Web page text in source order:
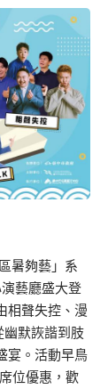
暑夠藝」系
藝廳盛大登
相聲失控、漫
幽默詼諧到肢
宴。活動早鳥
位優惠，歡